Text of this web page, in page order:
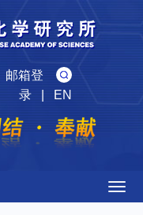
邮箱登
录| EN